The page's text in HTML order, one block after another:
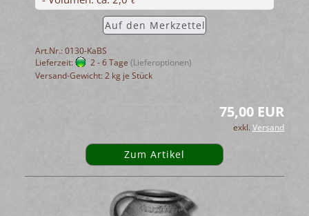
Auf den Merkzettel
Art.Nr.: 0130-KaBS
Lieferzeit:
2 - 6 Tage (Lieferoptionen)
Versand-Gewicht:2 kg je Stück
75,00 EUR
exkl. Versand
Zum Artikel